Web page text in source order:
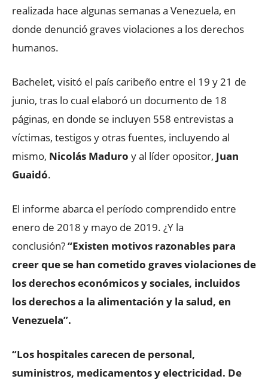
realizada hace algunas semanas a Venezuela, en
donde denunció graves violaciones a los derechos
humanos.
Bachelet, visitó el país caribeño entre el 19 y 21 de
junio, tras lo cual elaboró un documento de 18
páginas, en donde se incluyen 558 entrevistas a
víctimas, testigos y otras fuentes, incluyendo al
mismo, Nicolás Maduro y al líder opositor, Juan
Guaidó.
El informe abarca el período comprendido entre
enero de 2018 y mayo de 2019. ¿Y la
conclusión?“Existen motivos razonables para
creer que se han cometido graves violaciones de
los derechos económicos y sociales, incluidos
los derechos a la alimentación y la salud, en
Venezuela”.
“Los hospitales carecen de personal,
suministros, medicamentos y electricidad. De